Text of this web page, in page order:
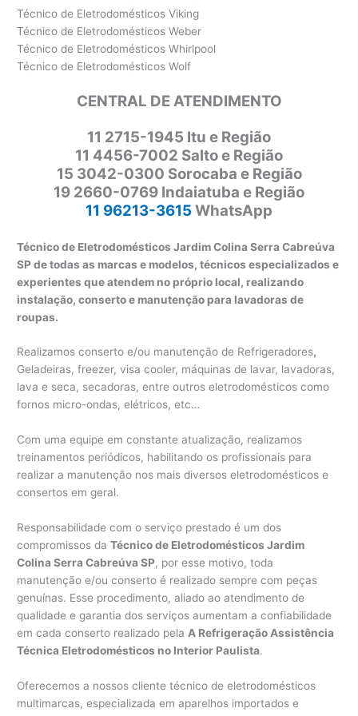
Técnico de Eletrodomésticos Viking
Técnico de Eletrodomésticos Weber
Técnico de Eletrodomésticos Whirlpool
Técnico de Eletrodomésticos Wolf
CENTRAL DE ATENDIMENTO
11 2715-1945 Itu e Região
11 4456-7002 Salto e Região
15 3042-0300 Sorocaba e Região
19 2660-0769 Indaiatuba e Região
11 96213-3615 WhatsApp
Técnico de Eletrodomésticos Jardim Colina Serra Cabreúva
SP de todas as marcas e modelos, técnicos especializados e
experientes que atendem no próprio local, realizando
instalação, conserto e manutenção para lavadoras de
roupas.
Realizamos conserto e/ou manutenção de Refrigeradores,
Geladeiras, freezer, visa cooler, máquinas de lavar, lavadoras,
lava e seca, secadoras, entre outros eletrodomésticos como
fornos micro-ondas, elétricos, etc…
Com uma equipe em constante atualização, realizamos
treinamentos periódicos, habilitando os profissionais para
realizar a manutenção nos mais diversos eletrodomésticos e
consertos em geral.
Responsabilidade com o serviço prestado é um dos
compromissos daTécnico de Eletrodomésticos Jardim
Colina Serra Cabreúva SP, por esse motivo, toda
manutenção e/ou conserto é realizado sempre com peças
genuínas. Esse procedimento, aliado ao atendimento de
qualidade e garantia dos serviços aumentam a confiabilidade
em cada conserto realizado pela A Refrigeração Assistência
Técnica Eletrodomésticos no Interior Paulista.
Oferecemos a nossos cliente técnico de eletrodomésticos
multimarcas, especializada em aparelhos importados e